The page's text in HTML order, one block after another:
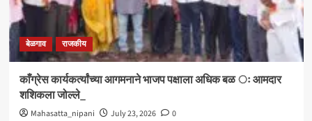
बेळगाव राजकीय
काँग्रेस कार्यकर्त्यांच्या आगमनाने भाजप पक्षाला अधिक बळ ः आमदार
शशिकला जोल्ले_
Mahasatta_nipani July 23, 2026
0